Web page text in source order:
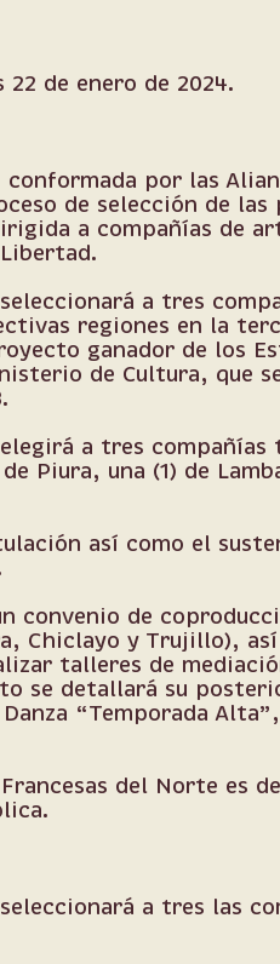
de enero de 2024.
por las
de selección de las
a compañías de
a tres
regiones en la
ganador de los
de Cultura, que
a tres compañías
Piura, una (1) de
así como el
convenio de
Chiclayo y Trujillo), así
talleres de
se detallará su
“Temporada
del Norte es
a tres las